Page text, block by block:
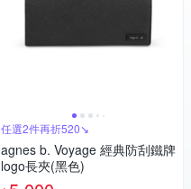
任選2件再折520↘
agnes b. Voyage 經典防刮鐵牌
logo長夾(黑色)